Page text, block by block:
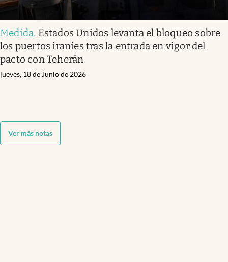
Medida. Estados Unidos levanta el bloqueo sobre
los puertos iraníes tras la entrada en vigor del
pacto con Teherán
jueves, 18 de Junio de 2026
Ver más notas